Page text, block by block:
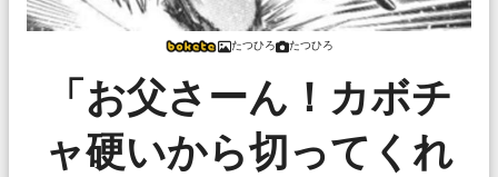
たつひろ たつひろ
「お父さーん！カボチ
ャ硬いから切ってくれ